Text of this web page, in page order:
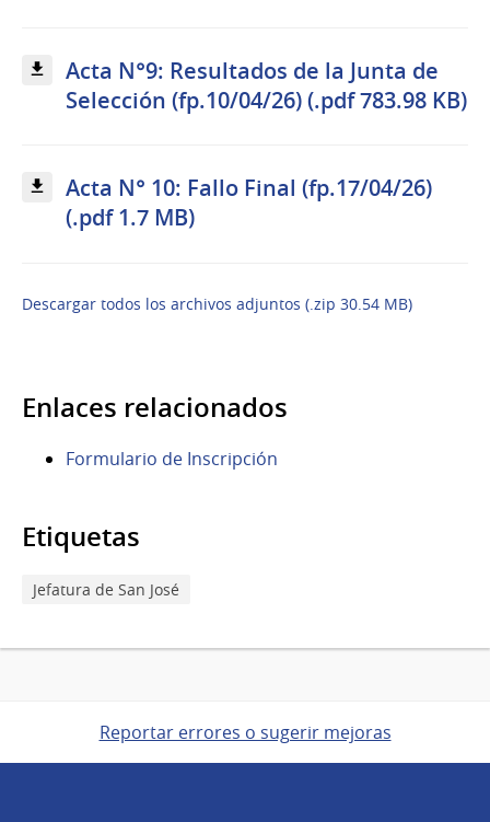
Acta N°9: Resultados de la Junta de
Selección (fp.10/04/26) (.pdf 783.98 KB)
Acta N° 10: Fallo Final (fp.17/04/26)
(.pdf 1.7 MB)
Descargar todos los archivos adjuntos (.zip 30.54 MB)
Enlaces relacionados
Formulario de Inscripción
Etiquetas
Jefatura de San José
Reportar errores o sugerir mejoras